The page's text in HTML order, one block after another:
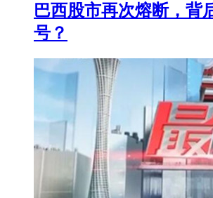
巴西股市再次熔断，背
号？